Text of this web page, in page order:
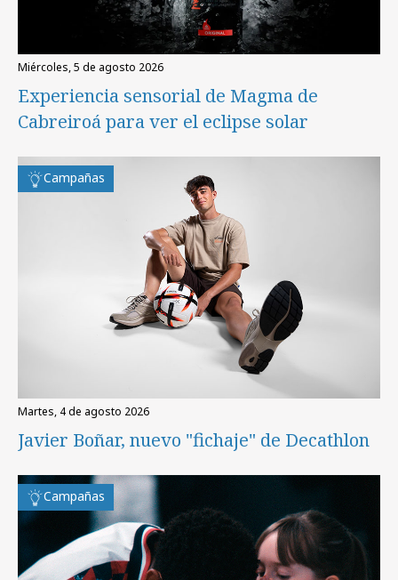
miércoles, 5 de agosto 2026
Experiencia sensorial de Magma de
Cabreiroá para ver el eclipse solar
Campañas
martes, 4 de agosto 2026
Javier Boñar, nuevo "fichaje" de Decathlon
Campañas